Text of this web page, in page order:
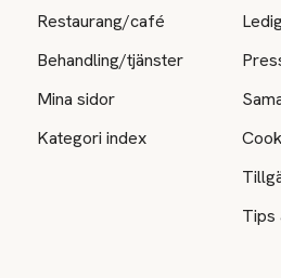
Restaurang/café
Behandling/tjänster
Mina sidor
Kategori index
Tips